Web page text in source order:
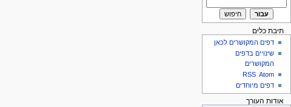
תיבת כלים
דפים המקושרים לכאן
שינויים בדפים
המקושרים
RSS Atom
דפים מיוחדים
אודות העורך